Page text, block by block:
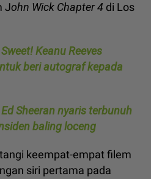
John Wick Chapter 4 di Los
Sweet! Keanu Reeves
beri autograf kepada
Ed Sheeran nyaris terbunuh
baling loceng
keempat-empat filem
siri pertama pada